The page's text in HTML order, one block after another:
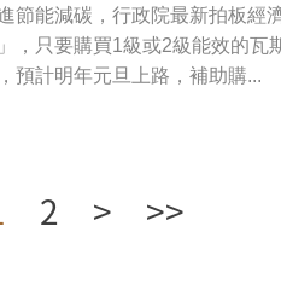
節能減碳，行政院最新拍板經
，只要購買1級或2級能效的瓦
預計明年元旦上路，補助購...
2 > >>